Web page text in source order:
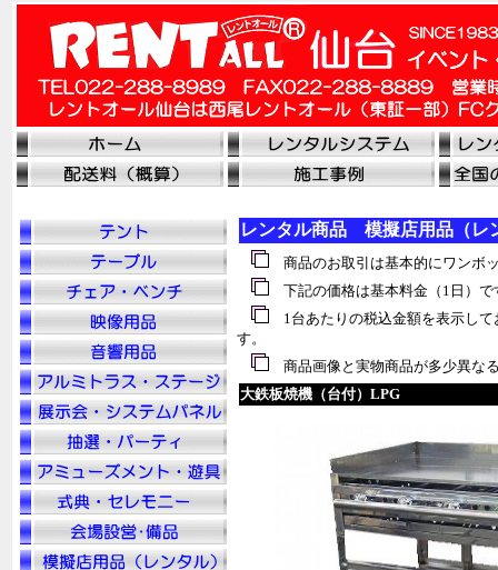
レンタル商品 模擬店用品（レ
商品のお取引は基本的にワンボ
下記の価格は基本料金（1日）で
1台あたりの税込金額を表示して
す。
商品画像と実物商品が多少異な
大鉄板焼機（台付）LPG